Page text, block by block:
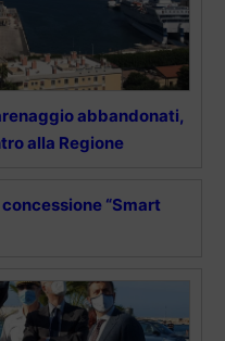
abbandonati,
alla Regione
“Smart